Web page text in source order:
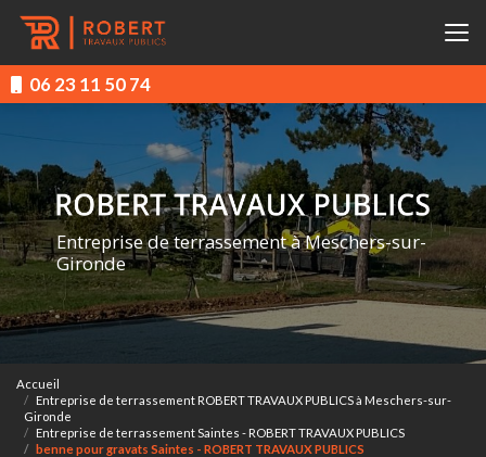
contenu
principal
06 23 11 50 74
Entreprise de terrassement à Meschers-sur-
Gironde
Accueil
Entreprise de terrassement ROBERT TRAVAUX PUBLICS à Meschers-sur-
Gironde
Entreprise de terrassement Saintes - ROBERT TRAVAUX PUBLICS
benne pour gravats Saintes - ROBERT TRAVAUX PUBLICS